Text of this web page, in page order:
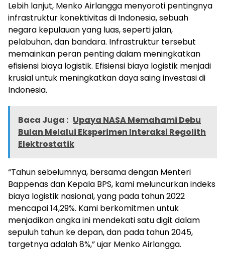
Lebih lanjut, Menko Airlangga menyoroti pentingnya
infrastruktur konektivitas di Indonesia, sebuah
negara kepulauan yang luas, seperti jalan,
pelabuhan, dan bandara. Infrastruktur tersebut
memainkan peran penting dalam meningkatkan
efisiensi biaya logistik. Efisiensi biaya logistik menjadi
krusial untuk meningkatkan daya saing investasi di
Indonesia.
Baca Juga : Upaya NASA Memahami Debu
Bulan Melalui Eksperimen Interaksi Regolith
Elektrostatik
“Tahun sebelumnya, bersama dengan Menteri
Bappenas dan Kepala BPS, kami meluncurkan indeks
biaya logistik nasional, yang pada tahun 2022
mencapai 14,29%. Kami berkomitmen untuk
menjadikan angka ini mendekati satu digit dalam
sepuluh tahun ke depan, dan pada tahun 2045,
targetnya adalah 8%,” ujar Menko Airlangga.